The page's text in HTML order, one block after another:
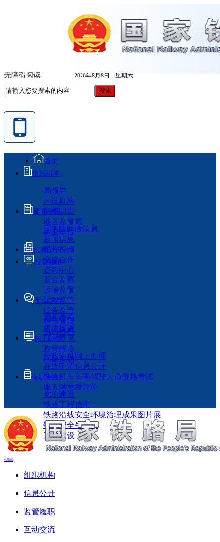
无障碍阅读 2026年8月8日 星期六
首页
组织机构
局领导
内设机构
主要职责
地区监管局
事业单位
新闻资讯
国务院时政信息
新闻信息
图片视频
交流合作
资料中心
信息公开
监管履职
安全监察
运输监管
工程监管
设备监管
科技管理
执法检查
互动交流
局长信箱
咨询投诉
征求意见
政策解读
回应关切
网上办事
行政许可网上办理
在线申请信息公开
铁路机车车辆驾驶人员资格考试
服务满意度评价
专题专栏
党的建设
铁路工程信用
铁路沿线安全环境治理成果图片展
铁路安全生产月
工程建设
电脑端
组织机构
信息公开
监管履职
互动交流